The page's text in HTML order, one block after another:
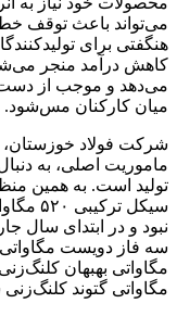
می‌‌تواند باعث توقف
هنگفتی برای
کاهش درآمد منجر
می‌دهد و موجب از دست
میان کارکنان مس‌شود.
شرکت فولاد خوزستان،
ماموریت اصلی، به
تولید است. به همین
سیکل
سه فاز دویست
مگاواتی بهبهان
مگاواتی گتوند